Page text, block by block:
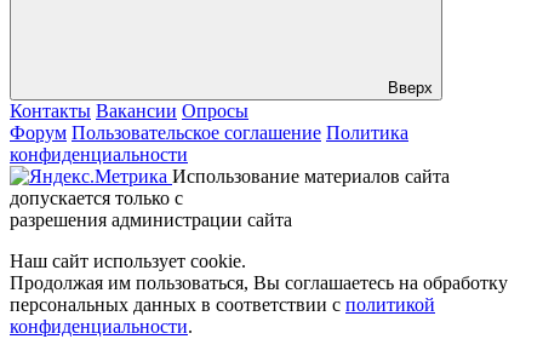
Вверх
Контакты Вакансии Опросы
Форум Пользовательское соглашение Политика
конфиденциальности
Использование материалов сайта
допускается только с
разрешения администрации сайта
Наш сайт использует cookie.
Продолжая им пользоваться, Вы соглашаетесь на обработку
персональных данных в соответствии с политикой
конфиденциальности.